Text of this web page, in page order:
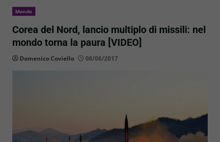
Mondo
Corea del Nord, lancio multiplo di missili: nel
mondo torna la paura [VIDEO]
Domenico Coviello 08/06/2017